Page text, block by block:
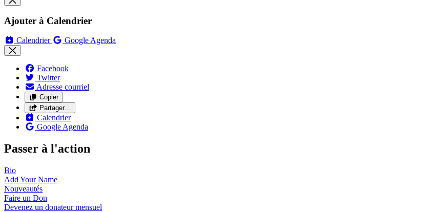
Ajouter à Calendrier
Calendrier Google Agenda
Facebook
Twitter
Adresse courriel
Copier
Partager…
Calendrier
Google Agenda
Passer à l'action
Bio
Add YourName
Nouveautés
Faire un Don
Devenez un donateurmensuel